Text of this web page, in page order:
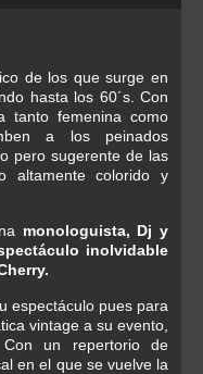
de los que surge en
hasta los 60´s. Con
tanto femenina como
a los peinados
pero sugerente de las
altamente colorido y
monologuista, Dj y
inolvidable
espectáculo pues para
vintage a su evento,
un repertorio de
en el que se vuelve la